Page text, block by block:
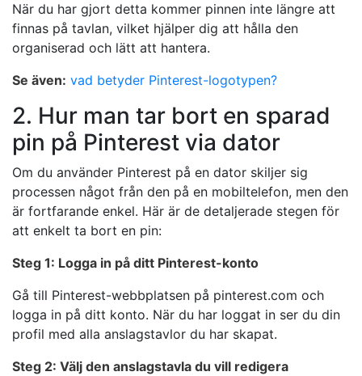
När du har gjort detta kommer pinnen inte längre att
finnas på tavlan, vilket hjälper dig att hålla den
organiserad och lätt att hantera.
Se även: vad betyder Pinterest-logotypen?
2. Hur man tar bort en sparad
pin på Pinterest via dator
Om du använder Pinterest på en dator skiljer sig
processen något från den på en mobiltelefon, men den
är fortfarande enkel. Här är de detaljerade stegen för
att enkelt ta bort en pin:
Steg 1: Logga in på ditt Pinterest-konto
Gå till Pinterest-webbplatsen på pinterest.com och
logga in på ditt konto. När du har loggat in ser du din
profil med alla anslagstavlor du har skapat.
Steg 2: Välj den anslagstavla du vill redigera